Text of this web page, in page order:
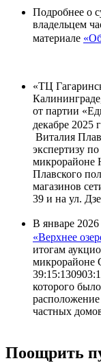
Подробнее о
владельцем
материале
«ТЦ
от партии
декабре 2025
Виталия
экспертизу
микрорайоне
Плавского
магазинов
39 и на ул.
В январе 2026
«Верхнее
итогам
микрорайоне
которого
частных
Поощрить